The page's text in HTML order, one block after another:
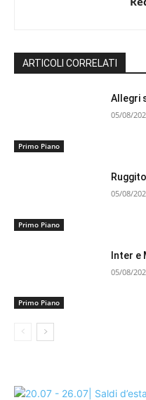
ARTICOLI CORRELATI
Primo Piano
Allegri
05/08/
Primo Piano
05/08/
Primo Piano
Inter e
05/08/